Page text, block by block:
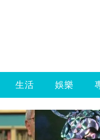
生活 娛樂